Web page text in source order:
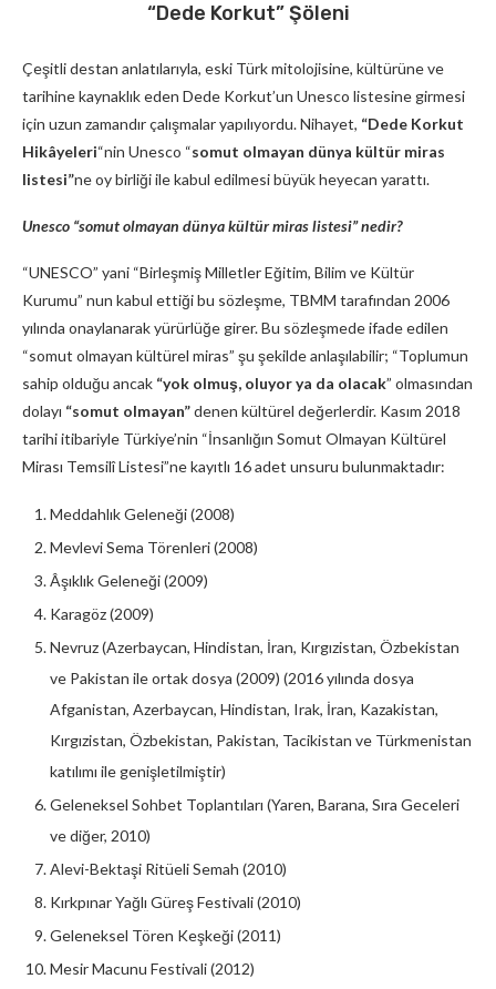
“Dede Korkut” Şöleni
Çeşitli destan anlatılarıyla, eski Türk mitolojisine, kültürüne ve
tarihine kaynaklık eden Dede Korkut’un Unesco listesine girmesi
için uzun zamandır çalışmalar yapılıyordu. Nihayet, “Dede Korkut
Hikâyeleri“nin Unesco “somut olmayan dünya kültür miras
listesi”ne oy birliği ile kabul edilmesi büyük heyecan yarattı.
Unesco “somut olmayan dünya kültür miras listesi” nedir?
“UNESCO” yani “Birleşmiş Milletler Eğitim, Bilim ve Kültür
Kurumu” nun kabul ettiği bu sözleşme, TBMM tarafından 2006
yılında onaylanarak yürürlüğe girer. Bu sözleşmede ifade edilen
“somut olmayan kültürel miras” şu şekilde anlaşılabilir; “Toplumun
sahip olduğu ancak “yok olmuş, oluyor ya da olacak” olmasından
dolayı “somut olmayan”denen kültürel değerlerdir. Kasım 2018
tarihi itibariyle Türkiye’nin “İnsanlığın Somut Olmayan Kültürel
Mirası Temsilî Listesi”ne kayıtlı 16 adet unsuru bulunmaktadır:
Meddahlık Geleneği (2008)
Mevlevi Sema Törenleri (2008)
Âşıklık Geleneği (2009)
Karagöz (2009)
Nevruz (Azerbaycan, Hindistan, İran, Kırgızistan, Özbekistan
ve Pakistan ile ortak dosya (2009) (2016 yılında dosya
Afganistan, Azerbaycan, Hindistan, Irak, İran, Kazakistan,
Kırgızistan, Özbekistan, Pakistan, Tacikistan ve Türkmenistan
katılımı ile genişletilmiştir)
Geleneksel Sohbet Toplantıları (Yaren, Barana, Sıra Geceleri
ve diğer, 2010)
Alevi-Bektaşi Ritüeli Semah (2010)
Kırkpınar Yağlı Güreş Festivali (2010)
Geleneksel Tören Keşkeği (2011)
Mesir Macunu Festivali (2012)